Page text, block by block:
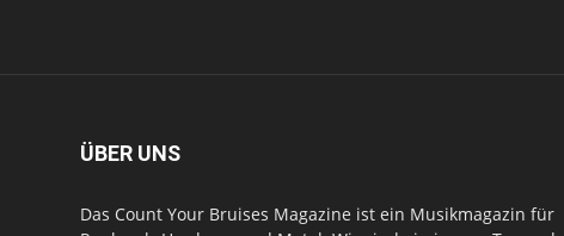
ÜBER UNS
Das Count Your Bruises Magazine ist ein Musikmagazin für